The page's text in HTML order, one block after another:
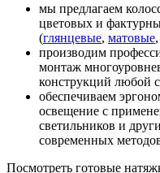
мы предлагаем
цветовых и
(глянцевые, матовые,
производим
монтаж
конструкций любой
обеспечиваем
освещение с
светильников и
современных
Посмотреть готовые